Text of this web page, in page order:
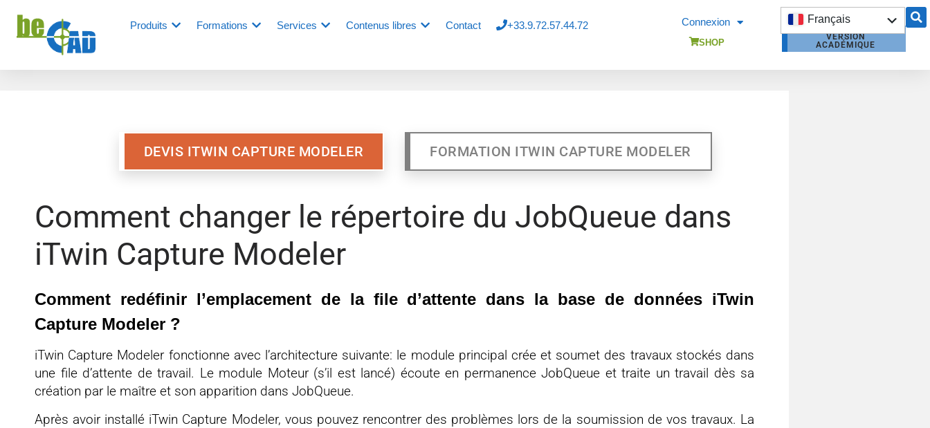
Produits Formations Services Contenus libres Contact +33.9.72.57.44.72
Français
English
VERSION
ACADÉMIQUE
Connexion
SHOP
FORMATION ITWIN
DEVIS ITWIN CAPTURE MODELER FORMATION ITWIN CAPTURE MODELER
Comment changer le répertoire du JobQueue dans
iTwin Capture Modeler
Comment redéfinir l’emplacement de la file d’attente dans la base de données iTwin
Capture Modeler ?
iTwin Capture Modeler fonctionne avec l’architecture suivante: le module principal crée et soumet des travaux stockés dans
une file d’attente de travail. Le module Moteur (s’il est lancé) écoute en permanence JobQueue et traite un travail dès sa
création par le maître et son apparition dans JobQueue.
Après avoir installé iTwin Capture Modeler, vous pouvez rencontrer des problèmes lors de la soumission de vos travaux. La